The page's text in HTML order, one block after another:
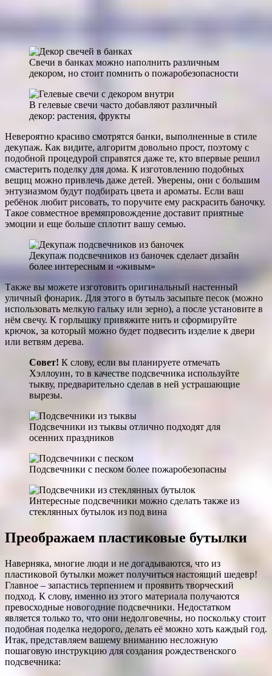
Свечи в банках можно наполнить различным
декором, но стоит помнить о пожаробезопасности
В гелевые свечи часто добавляют различный
декор: растения, фрукты
Невероятно красиво смотрятся банки, выполненные в стиле
декупаж. Как видите, алгоритм довольно прост, поэтому с
подобной процедурой справятся даже те, кто впервые решил
смастерить поделку для дома. К изготовлению подобных
вещиц можно привлечь даже детей. Уверены, они с большим
энтузиазмом будут подбирать цвета и ароматы. Если ваш
ребёнок любит рисовать, то поручите ему раскрасить баночку.
Такое совместное времяпровождение доставит приятные
эмоции и еще больше сплотит вашу семью.
Декупаж подсвечников из баночек сделает дизайн
более интересным и «живым»
Также вы можете изготовить оригинальный настенный
уличный фонарик. Для этого в бутыль засыпьте песок (можно
использовать мелкую гальку или зерно), а после установите в
нём свечу. К горлышку привяжите нить и сформируйте
крючок, за который можно будет подвесить изделие к двери
или ветвям дерева.
Совет! К слову, если вы планируете отмечать
Хэллоуин, то в качестве подсвечника используйте
тыкву, предварительно сделав в ней устрашающие
вырезы.
Подсвечники из тыквы отлично подходят для
осенних праздников
Подсвечники с песком более пожаробезопасны
Интересные подсвечники можно сделать также из
стеклянных бутылок из под вина
Преображаем пластиковые бутылки
Наверняка, многие люди и не догадываются, что из
пластиковой бутылки может получиться настоящий шедевр!
Главное – запастись терпением и проявить творческий
подход. К слову, именно из этого материала получаются
превосходные новогодние подсвечники. Недостатком
является только то, что они недолговечны, но поскольку стоит
подобная поделка недорого, делать её можно хоть каждый год.
Итак, представляем вашему вниманию несложную
пошаговую инструкцию для создания рождественского
подсвечника: